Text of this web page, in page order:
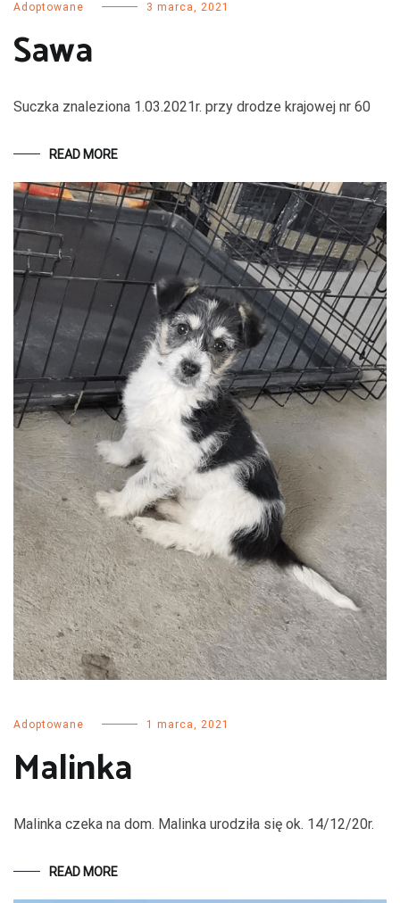
Adoptowane 3 marca, 2021
Sawa
Suczka znaleziona 1.03.2021r. przy drodze krajowej nr 60
READ MORE
Adoptowane 1 marca, 2021
Malinka
Malinka czeka na dom. Malinka urodziła się ok. 14/12/20r.
READ MORE